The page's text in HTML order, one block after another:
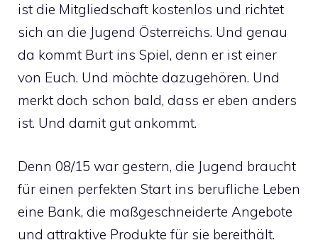
ist die Mitgliedschaft kostenlos und richtet
sich an die Jugend Österreichs. Und genau
da kommt Burt ins Spiel, denn er ist einer
von Euch. Und möchte dazugehören. Und
merkt doch schon bald, dass er eben anders
ist. Und damit gut ankommt.
Denn 08/15 war gestern, die Jugend braucht
für einen perfekten Start ins berufliche Leben
eine Bank, die maßgeschneiderte Angebote
und attraktive Produkte für sie bereithält.